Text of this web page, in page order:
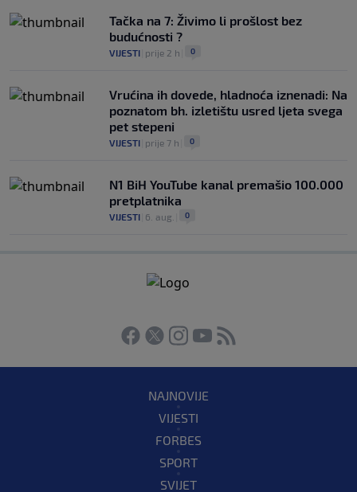
Tačka na 7: Živimo li prošlost bez
budućnosti ?
VIJESTI prije 2 h 0
Vrućina ih dovede, hladnoća iznenadi: Na
poznatom bh. izletištu usred ljeta svega
pet stepeni
VIJESTI prije 7 h 0
N1 BiH YouTube kanal premašio 100.000
pretplatnika
VIJESTI 6. aug. 0
NAJNOVIJE
VIJESTI
FORBES
SPORT
SVIJET